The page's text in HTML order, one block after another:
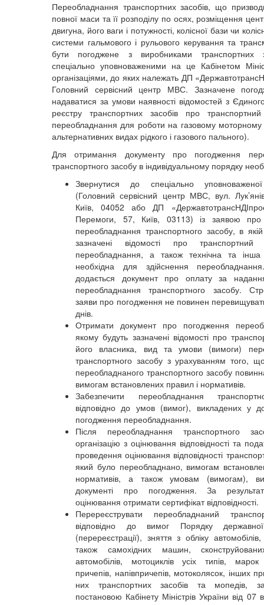
Переобладнання транспортних засобів, що
повної маси та її розподілу по осях, розміщення
двигуна, його ваги і потужності, колісної бази чи
системи гальмового і рульового керування та
бути погоджене з виробниками транспортних
спеціально уповноваженими на це Кабінетом
організаціями, до яких належать ДП
Головний сервісний центр МВС. Зазначене
надаватися за умови наявності відомостей з
реєстру транспортних засобів про
переобладнання для роботи на газовому
альтернативних видах рідкого і газового пального).
Для отримання документу про погодження
транспортного засобу в індивідуальному порядку
Звернутися до спеціально уповноваженої
(Головний сервісний центр МВС, вул.
Київ, 04052 або ДП
Перемоги, 57, Київ, 03113) із заявою про
переобладнання транспортного засобу, в
зазначені відомості про
переобладнання, а також технічна та інша
необхідна для здійснення
додається документ про оплату за
переобладнання транспортного засобу.
заяви про погодження не повинен
днів.
Отримати документ про погодження
якому будуть зазначені відомості про
його власника, вид та умови (вимоги)
транспортного засобу з урахуванням того, що
переобладнаного транспортного засобу
вимогам встановлених правил і нормативів.
Забезпечити переобладнання
відповідно до умов (вимог), викладених у
погодження переобладнання.
Після переобладнання транспортного
організацію з оцінювання відповідності та
проведення оцінювання відповідності
який було переобладнано, вимогам
нормативів, а також умовам (вимогам),
документі про погодження. За
оцінювання отримати сертифікат відповідності.
Перереєструвати переобладнаний
відповідно до вимог Порядку державної
(перереєстрації), зняття з обліку
також самохідних машин,
автомобілів, мотоциклів усіх типів,
причепів, напівпричепів, мотоколясок, інших
них транспортних засобів та мопедів,
постановою Кабінету Міністрів України від 07